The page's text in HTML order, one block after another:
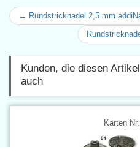
← Rundstricknadel 2,5 mm
Kunden, die diesen
auch
Karten